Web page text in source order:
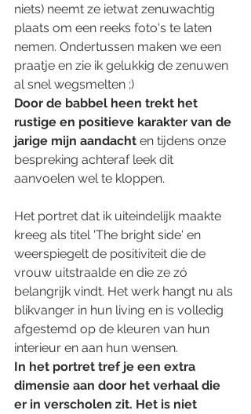
niets) neemt ze ietwat zenuwachtig
plaats om een reeks foto's te laten
nemen. Ondertussen maken we een
praatje en zie ik gelukkig de zenuwen
al snel wegsmelten ;)
Door de babbel heen trekt het
rustige en positieve karakter van de
jarige mijn aandacht en tijdens onze
bespreking achteraf leek dit
aanvoelen wel te kloppen.
Het portret dat ik uiteindelijk maakte
kreeg als titel 'The bright side' en
weerspiegelt de positiviteit die de
vrouw uitstraalde en die ze zó
belangrijk vindt. Het werk hangt nu als
blikvanger in hun living en is volledig
afgestemd op de kleuren van hun
interieur en aan hun wensen.
In het portret tref je een extra
dimensie aan door het verhaal die
er in verscholen zit. Het is niet